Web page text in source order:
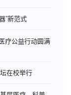
”新范式
疗公益行动圆满
在校举行